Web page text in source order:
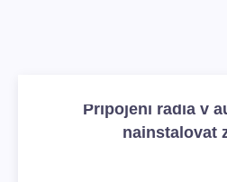
Připojení rádia v
nainstalovat